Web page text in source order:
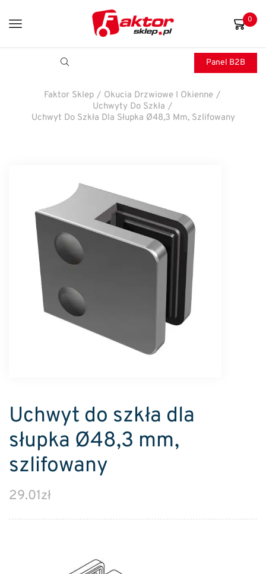
0
Panel B2B
Faktor Sklep / Okucia Drzwiowe I Okienne /
Uchwyty Do Szkła /
Uchwyt Do Szkła Dla Słupka Ø48,3 Mm, Szlifowany
Uchwyt do szkła dla
słupka Ø48,3 mm,
szlifowany
29.01zł